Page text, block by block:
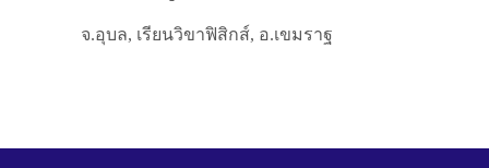
จ.อุบล, เรียนวิขาฟิสิกส์, อ.เขมราฐ